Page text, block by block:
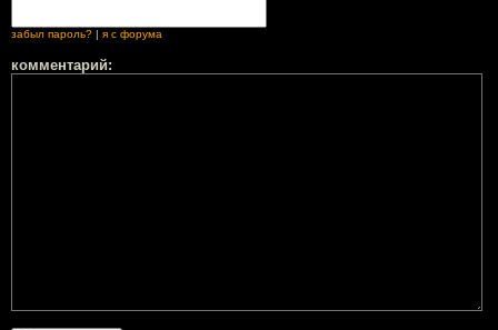
забыл пароль? | я с форума
комментарий: